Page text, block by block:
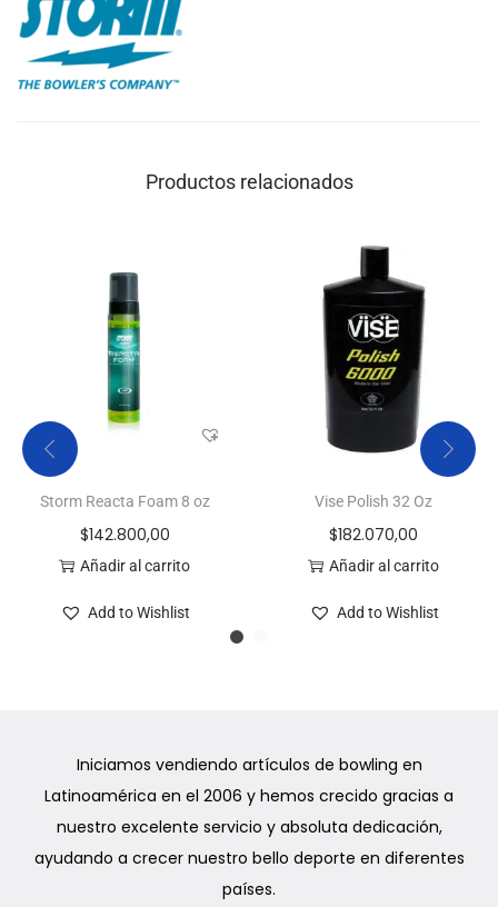
Productos relacionados
Storm Reacta Foam 8 oz
$142.800,00
Añadir al carrito
Add to Wishlist
Vise Polish 32 Oz
$182.070,00
Añadir al carrito
Add to Wishlist
Iniciamos vendiendo artículos de bowling en
Latinoamérica en el 2006 y hemos crecido gracias a
nuestro excelente servicio y absoluta dedicación,
ayudando a crecer nuestro bello deporte en diferentes
países.